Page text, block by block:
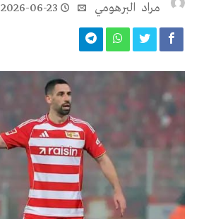
مراد‭ ‬ البرهومي 2026-06-23